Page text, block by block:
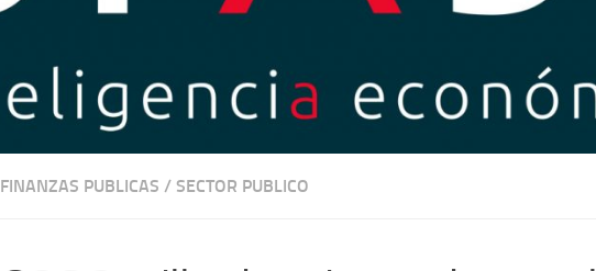
FINANZAS PUBLICAS / SECTOR PUBLICO